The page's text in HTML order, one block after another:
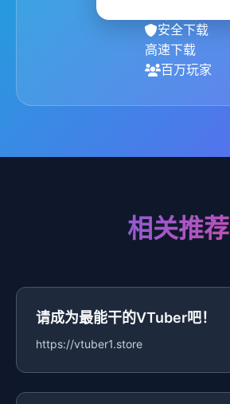
安全下载
高速下载
百万玩家
相关推荐
请成为最能干的VTuber吧！
https://vtuber1.store